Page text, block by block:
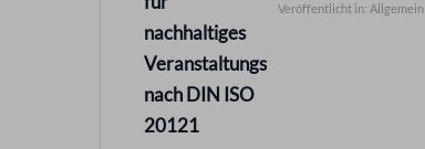
Veröffentlicht in: Allgemein